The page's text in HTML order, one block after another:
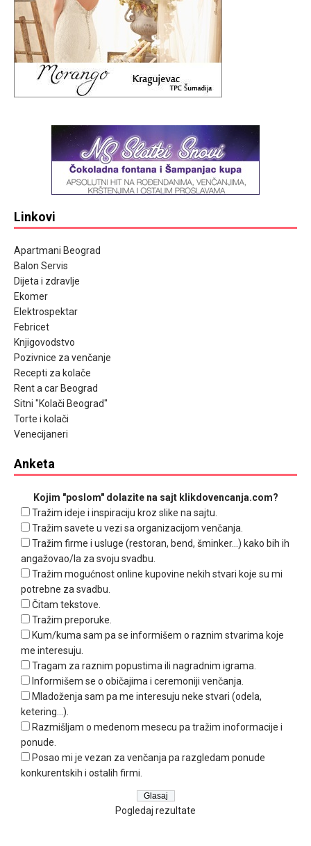
Linkovi
Apartmani Beograd
Balon Servis
Dijeta i zdravlje
Ekomer
Elektrospektar
Febricet
Knjigovodstvo
Pozivnice za venčanje
Recepti za kolače
Rent a car Beograd
Sitni "Kolači Beograd"
Torte i kolači
Venecijaneri
Anketa
Kojim "poslom" dolazite na sajt klikdovencanja.com?
Tražim ideje i inspiraciju kroz slike na sajtu.
Tražim savete u vezi sa organizacijom venčanja.
Tražim firme i usluge (restoran, bend, šminker...) kako bih ih
angažovao/la za svoju svadbu.
Tražim mogućnost online kupovine nekih stvari koje su mi
potrebne za svadbu.
Čitam tekstove.
Tražim preporuke.
Kum/kuma sam pa se informišem o raznim stvarima koje
me interesuju.
Tragam za raznim popustima ili nagradnim igrama.
Informišem se o običajima i ceremoniji venčanja.
Mladoženja sam pa me interesuju neke stvari (odela,
ketering...).
Razmišljam o medenom mesecu pa tražim inoformacije i
ponude.
Posao mi je vezan za venčanja pa razgledam ponude
konkurentskih i ostalih firmi.
Pogledaj rezultate